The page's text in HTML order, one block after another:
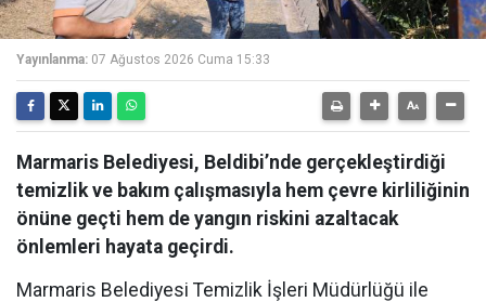
Yayınlanma: 07 Ağustos 2026 Cuma 15:33
Marmaris Belediyesi, Beldibi’nde gerçekleştirdiği
temizlik ve bakım çalışmasıyla hem çevre kirliliğinin
önüne geçti hem de yangın riskini azaltacak
önlemleri hayata geçirdi.
Marmaris Belediyesi Temizlik İşleri Müdürlüğü ile